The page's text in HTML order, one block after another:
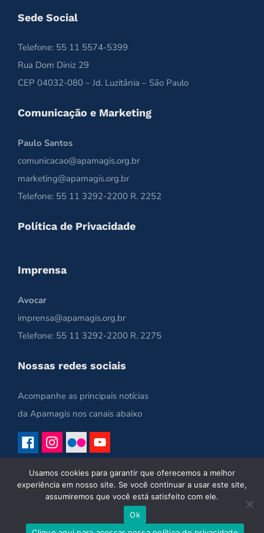
Sede Social
Telefone: 55 11 5574-5399
Rua Dom Diniz 29
CEP 04032-080 – Jd. Luzitânia – São Paulo
Comunicação e Marketing
Paulo Santos
comunicacao@apamagis.org.br
marketing@apamagis.org.br
Telefone: 55 11 3292-2200 R. 2252
Política de Privacidade
Imprensa
Avocar
imprensa@apamagis.org.br
Telefone: 55 11 3292-2200 R. 2275
Nossas redes sociais
Acompanhe as principais notícias
da Apamagis nos canais abaixo
Usamos cookies para garantir que oferecemos a melhor
experiência em nosso site. Se você continuar a usar este site,
assumiremos que você está satisfeito com ele.
Ok